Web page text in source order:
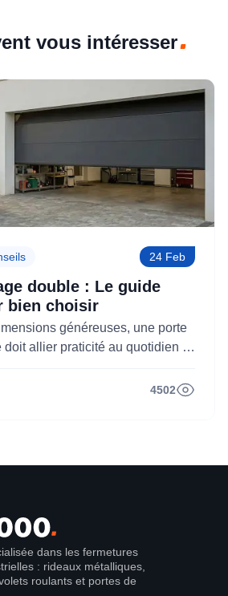
vous intéresser
24 Feb
double : Le guide
bien choisir
généreuses, une porte
doit allier praticité au quotidien et
Sectionnelle ou coulissante ? La
4502
dans les fermetures
: rideaux métalliques,
roulants et portes de